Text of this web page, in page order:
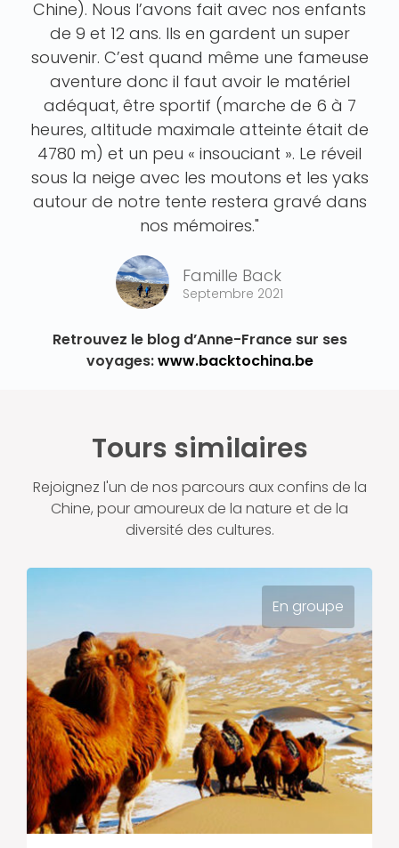
Chine). Nous l’avons fait avec nos enfants
de 9 et 12 ans. Ils en gardent un super
souvenir. C’est quand même une fameuse
aventure donc il faut avoir le matériel
adéquat, être sportif (marche de 6 à 7
heures, altitude maximale atteinte était de
4780 m) et un peu « insouciant ». Le réveil
sous la neige avec les moutons et les yaks
autour de notre tente restera gravé dans
nos mémoires."
Famille Back
Septembre 2021
Retrouvez le blog d’Anne-France sur ses
voyages:www.backtochina.be
Tours similaires
Rejoignez l'un de nos parcours aux confins de la
Chine, pour amoureux de la nature et de la
diversité des cultures.
En groupe